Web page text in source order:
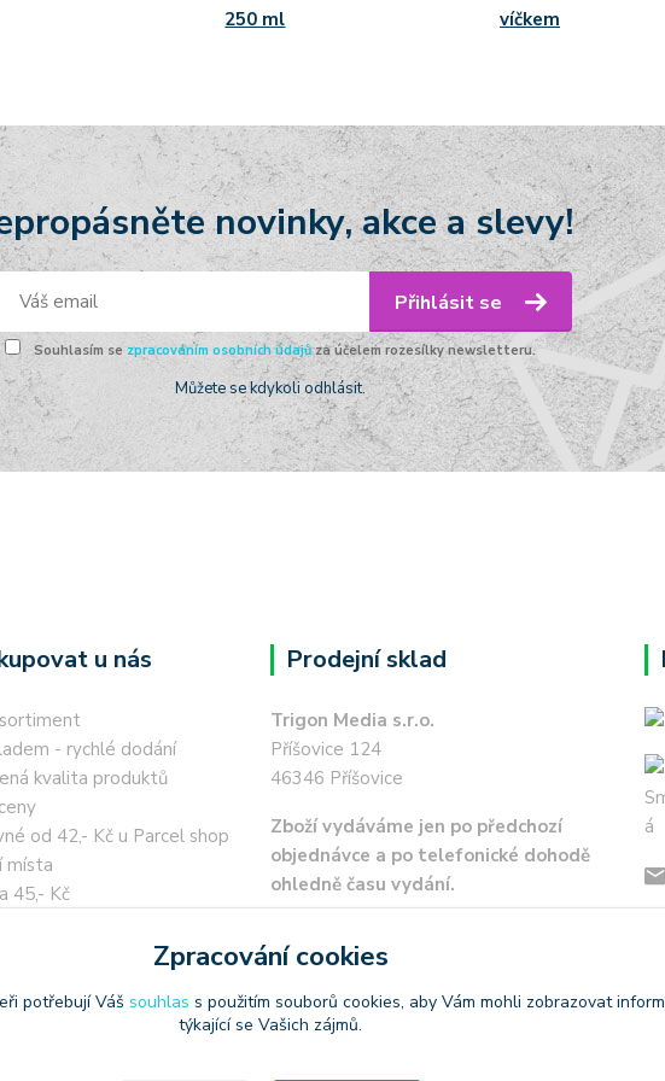
250 ml
víčkem
novinky, akce a slevy!
Přihlásit se
Souhlasím se zpracováním osobních údajůza účelem rozesílky newsletteru.
Můžete se kdykoli odhlásit.
u nás
- rychlé dodání
kvalita produktů
od 42,- Kč u Parcel shop
místa
45,- Kč
Prodejní sklad
Trigon Media s.r.o.
Příšovice 124
46346 Příšovice
Zboží vydáváme jen po předchozí
objednávce a po telefonické dohodě
ohledně času vydání.
Zpracování cookies
potřebují Váš souhlas s použitím souborů cookies, aby Vám mohli zobrazovat
týkající se Vašich zájmů.